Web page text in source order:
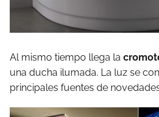
Al mismo tiempo llega la
una ducha ilumada. La luz se
principales fuentes de